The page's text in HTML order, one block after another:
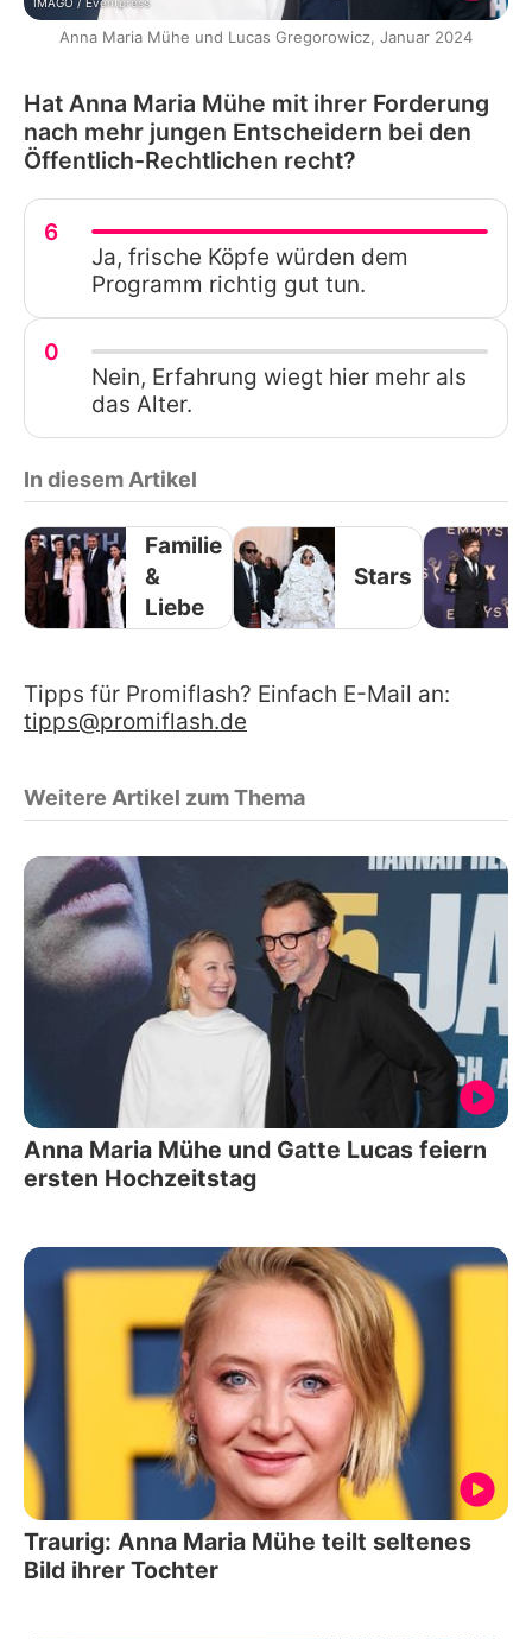
Anna Maria Mühe und Lucas Gregorowicz, Januar 2024
Hat Anna Maria Mühe mit ihrer Forderung
nach mehr jungen Entscheidern bei den
Öffentlich-Rechtlichen recht?
6
Ja, frische Köpfe würden dem
Programm richtig gut tun.
0
Nein, Erfahrung wiegt hier mehr als
das Alter.
In diesem Artikel
Familie
&
Liebe
Stars
Tipps für Promiflash? Einfach E-Mail an:
tipps@promiflash.de
Weitere Artikel zum Thema
Anna Maria Mühe und Gatte Lucas feiern
ersten Hochzeitstag
Traurig: Anna Maria Mühe teilt seltenes
Bild ihrer Tochter